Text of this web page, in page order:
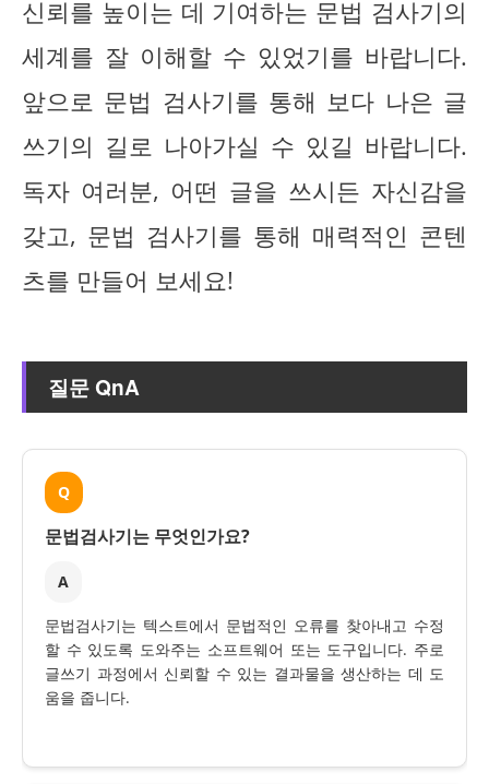
신뢰를 높이는 데 기여하는 문법 검사기의
세계를 잘 이해할 수 있었기를 바랍니다.
앞으로 문법 검사기를 통해 보다 나은 글
쓰기의 길로 나아가실 수 있길 바랍니다.
독자 여러분, 어떤 글을 쓰시든 자신감을
갖고, 문법 검사기를 통해 매력적인 콘텐
츠를 만들어 보세요!
질문 QnA
Q
문법검사기는 무엇인가요?
A
문법검사기는 텍스트에서 문법적인 오류를 찾아내고 수정
할 수 있도록 도와주는 소프트웨어 또는 도구입니다. 주로
글쓰기 과정에서 신뢰할 수 있는 결과물을 생산하는 데 도
움을 줍니다.